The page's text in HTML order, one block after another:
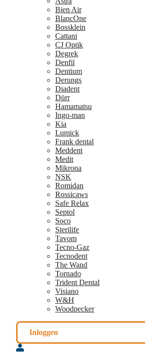
Bien Air
BlancOne
Bossklein
Cattani
CJ Optik
Degrek
Denfil
Dentium
Derungs
Diadent
Dürr
Hamamatsu
Ingo-man
Kia
Lumick
Frank dental
Meddent
Medit
Mikrona
NSK
Romidan
Rossicaws
Safe Relax
Septol
Soco
Sterilife
Tavom
Tecno-Gaz
Tecnodent
The Wand
Tornado
Trident Dental
Visiano
W&H
Woodpecker
Inloggen